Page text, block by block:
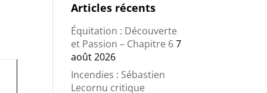
Articles récents
Équitation : Découverte
et Passion – Chapitre 67
août 2026
Incendies : Sébastien
Lecornu critique